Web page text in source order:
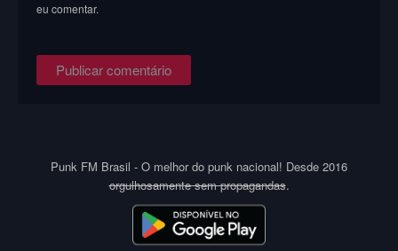
eu comentar.
Punk FM Brasil - O melhor do punk nacional! Desde 2016
orgulhosamente sem propagandas.